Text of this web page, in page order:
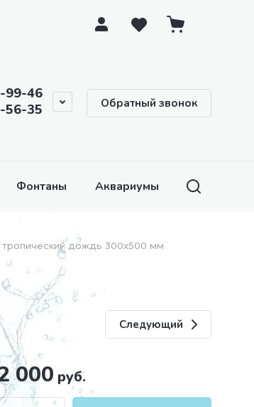
99-46
56-35
Обратный звонок
Фонтаны Аквариумы и аквариумное
дождь 300х500 мм
Следующий
000 руб.